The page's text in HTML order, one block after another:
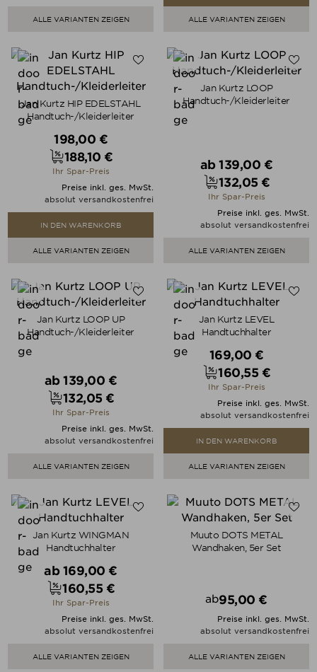
ALLE VARIANTEN ZEIGEN ALLE VARIANTEN ZEIGEN
Jan Kurtz HIP EDELSTAHL
Handtuch-/Kleiderleiter
Verkaufspreis
198,00 €
Preis
188,10 €
Ihr Spar-Preis
Preise inkl. ges. MwSt.
absolut versandkostenfrei
IN DEN WARENKORB
ALLE VARIANTEN ZEIGEN
Jan Kurtz LOOP
Handtuch-/Kleiderleiter
Verkaufspreis
ab 139,00 €
Preis
132,05 €
Ihr Spar-Preis
Preise inkl. ges. MwSt.
absolut versandkostenfrei
ALLE VARIANTEN ZEIGEN
Jan Kurtz LOOP UP
Handtuch-/Kleiderleiter
Verkaufspreis
ab 139,00 €
Preis
132,05 €
Ihr Spar-Preis
Preise inkl. ges. MwSt.
absolut versandkostenfrei
ALLE VARIANTEN ZEIGEN
Jan Kurtz LEVEL
Handtuchhalter
Verkaufspreis
169,00 €
Preis
160,55 €
Ihr Spar-Preis
Preise inkl. ges. MwSt.
absolut versandkostenfrei
IN DEN WARENKORB
ALLE VARIANTEN ZEIGEN
Jan Kurtz WINGMAN
Handtuchhalter
Verkaufspreis
ab 169,00 €
Preis
160,55 €
Ihr Spar-Preis
Preise inkl. ges. MwSt.
absolut versandkostenfrei
ALLE VARIANTEN ZEIGEN
Muuto DOTS METAL
Wandhaken, 5er Set
ab
Preis
95,00 €
Preise inkl. ges. MwSt.
absolut versandkostenfrei
ALLE VARIANTEN ZEIGEN